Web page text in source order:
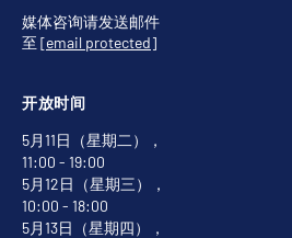
开放时间
5月11日（星期二），
11:00 - 19:00
5月12日（星期三），
10:00 - 18:00
5月13日（星期四），
媒体咨询请发送邮件
至 [email protected]